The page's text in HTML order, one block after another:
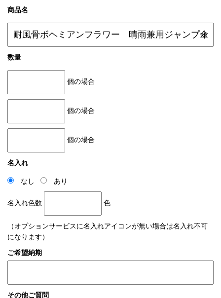
商品名
数量
個の場合
個の場合
個の場合
名入れ
なし あり
名入れ色数 色
（オプションサービスに名入れアイコンが無い場合は名入れ不可
になります）
ご希望納期
その他ご質問